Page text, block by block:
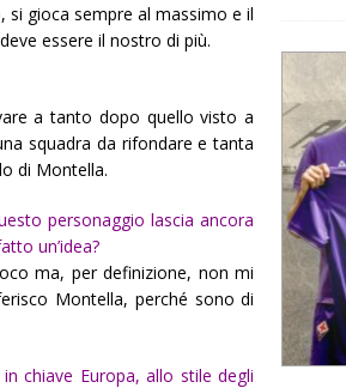
gioca sempre al massimo e il
essere il nostro di più.
a tanto dopo quello visto a
squadra da rifondare e tanta
di Montella.
personaggio lascia ancora
un’idea?
ma, per definizione, non mi
Montella, perché sono di
chiave Europa, allo stile degli